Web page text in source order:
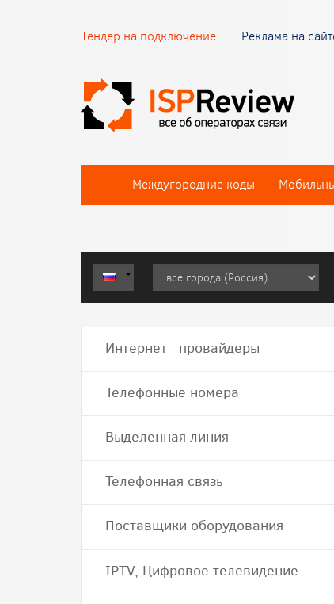
Тендер на подключение Реклама на
Междугородние коды
Интернет провайдеры
Телефонные номера
Выделенная линия
Телефонная связь
Поставщики оборудования
IPTV, Цифровое телевидение